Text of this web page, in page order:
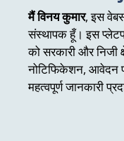
मैं विनय कुमार, इस
संस्थापक हूँ। इस
को सरकारी और निजी
नोटिफिकेशन, आवेदन
महत्वपूर्ण जानकारी